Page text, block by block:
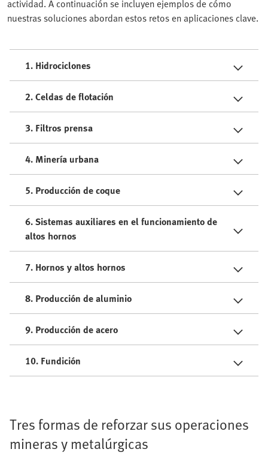
actividad. A continuación se incluyen ejemplos de cómo
nuestras soluciones abordan estos retos en aplicaciones clave.
1. Hidrociclones
2. Celdas de flotación
3. Filtros prensa
4. Minería urbana
5. Producción de coque
6. Sistemas auxiliares en el funcionamiento de
altos hornos
7. Hornos y altos hornos
8. Producción de aluminio
9. Producción de acero
10. Fundición
Tres formas de reforzar sus operaciones
mineras y metalúrgicas